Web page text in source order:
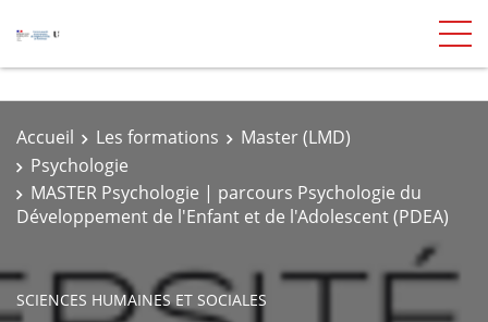
Accueil Les formations
Master (LMD)
Psychologie
MASTER Psychologie | parcours Psychologie du
Développement de l'Enfant et de l'Adolescent (PDEA)
SCIENCES HUMAINES ET SOCIALES